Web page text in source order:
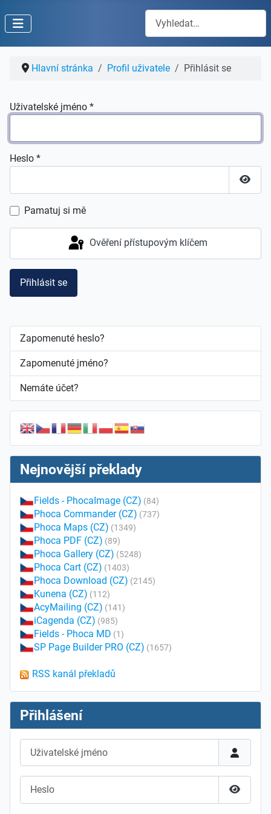
Hledat
Hlavní stránka Profil uživatele Přihlásit se
Uživatelské jméno *
Heslo *
Pamatuj si mě
Ověření přístupovým klíčem
Přihlásit se
Zapomenuté heslo?
Zapomenuté jméno?
Nemáte účet?
Nejnovější překlady
Fields - PhocaImage (CZ) (84)
Phoca Commander (CZ) (737)
Phoca Maps (CZ) (1349)
Phoca PDF (CZ) (89)
Phoca Gallery (CZ) (5248)
Phoca Cart (CZ) (1403)
Phoca Download (CZ) (2145)
Kunena (CZ) (112)
AcyMailing (CZ) (141)
iCagenda (CZ) (985)
Fields - Phoca MD (1)
SP Page Builder PRO (CZ) (1657)
RSS kanál překladů
Přihlášení